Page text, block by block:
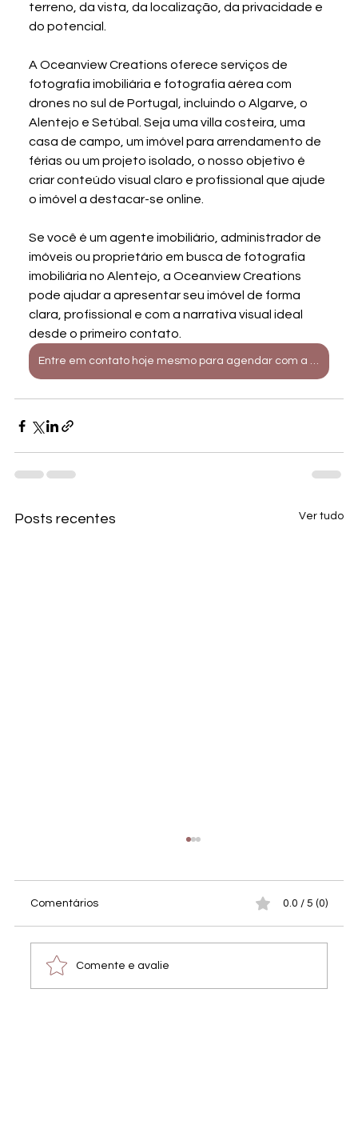
terreno, da vista, da localização, da privacidade e
do potencial.
A Oceanview Creations oferece serviços de
fotografia imobiliária e fotografia aérea com
drones no sul de Portugal, incluindo o Algarve, o
Alentejo e Setúbal. Seja uma villa costeira, uma
casa de campo, um imóvel para arrendamento de
férias ou um projeto isolado, o nosso objetivo é
criar conteúdo visual claro e profissional que ajude
o imóvel a destacar-se online.
Se você é um agente imobiliário, administrador de
imóveis ou proprietário em busca de fotografia
imobiliária no Alentejo, a Oceanview Creations
pode ajudar a apresentar seu imóvel de forma
clara, profissional e com a narrativa visual ideal
desde o primeiro contato.
Entre em contato hoje mesmo para agendar com a Oceanview Creations.
Posts recentes Ver tudo
Comentários 0.0 / 5 (0)
Comente e avalie